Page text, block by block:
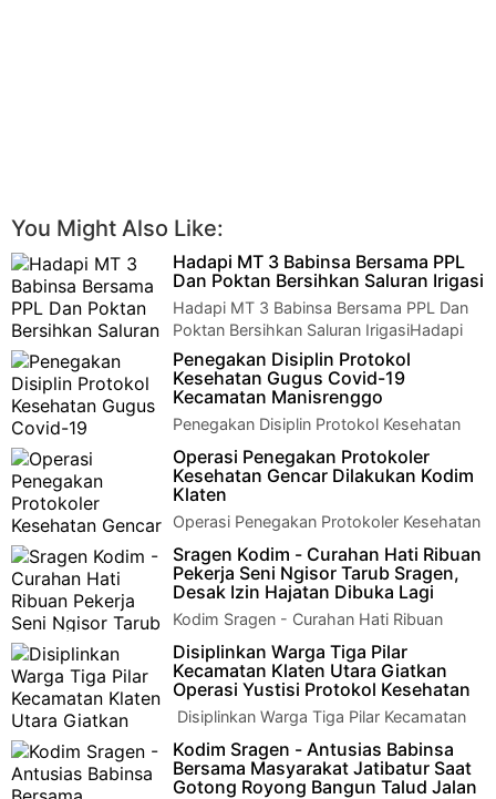
You Might Also Like:
Hadapi MT 3 Babinsa Bersama PPL
Dan Poktan Bersihkan Saluran Irigasi
Hadapi MT 3 Babinsa Bersama PPL Dan
Poktan Bersihkan Saluran IrigasiHadapi
MT 3 Babinsa Bersama PPL Dan Poktan Bersihkan…
Penegakan Disiplin Protokol
Kesehatan Gugus Covid-19
Kecamatan Manisrenggo
Penegakan Disiplin Protokol Kesehatan
Gugus Covid-19 Kecamatan
ManisrenggoPenegakan Disiplin Protokol Kesehatan Gugus
Co…
Operasi Penegakan Protokoler
Kesehatan Gencar Dilakukan Kodim
Klaten
Operasi Penegakan Protokoler Kesehatan
Gencar Dilakukan Kodim KlatenOperasi
Penegakan Protokoler Kesehatan Gencar Dilaku…
Sragen Kodim - Curahan Hati Ribuan
Pekerja Seni Ngisor Tarub Sragen,
Desak Izin Hajatan Dibuka Lagi
Kodim Sragen - Curahan Hati Ribuan
Pekerja Seni Ngisor Tarub Sragen, Desak
Izin Hajatan Dibuka LagiRibuan pekerja seni d…
Disiplinkan Warga Tiga Pilar
Kecamatan Klaten Utara Giatkan
Operasi Yustisi Protokol Kesehatan
Disiplinkan Warga Tiga Pilar Kecamatan
Klaten Utara Giatkan Operasi Yustisi
Protokol Kesehatan Kodim Klaten | Muspika k…
Kodim Sragen - Antusias Babinsa
Bersama Masyarakat Jatibatur Saat
Gotong Royong Bangun Talud Jalan